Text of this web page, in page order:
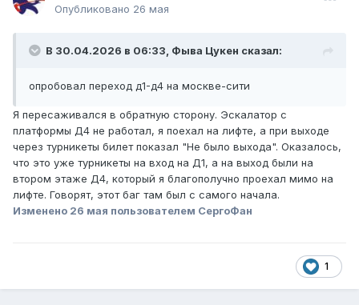
Опубликовано 26 мая
В 30.04.2026 в 06:33, Фыва Цукен сказал:
опробовал переход д1-д4 на москве-сити
Я пересаживался в обратную сторону. Эскалатор с
платформы Д4 не работал, я поехал на лифте, а при выходе
через турникеты билет показал "Не было выхода". Оказалось,
что это уже турникеты на вход на Д1, а на выход были на
втором этаже Д4, который я благополучно проехал мимо на
лифте. Говорят, этот баг там был с самого начала.
Изменено 26 мая пользователем СергоФан
1